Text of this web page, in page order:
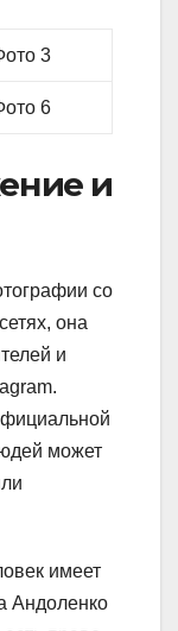
3
6
и
со
она
и
может
имеет
Андоленко